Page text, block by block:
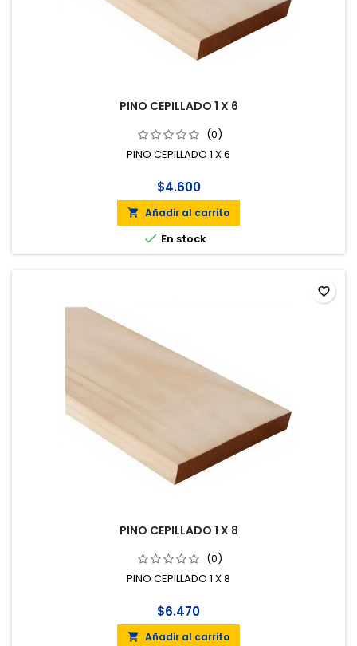
PINO CEPILLADO 1 X 6
(0)
PINO CEPILLADO 1 X 6
$4.600
 Añadir al carrito
 En stock
PINO CEPILLADO 1 X 8
(0)
PINO CEPILLADO 1 X 8
$6.470
 Añadir al carrito
favorite_border